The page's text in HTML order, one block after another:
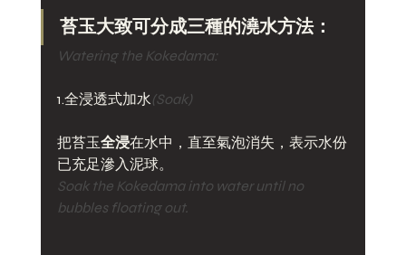
苔玉大致可分成三種的澆水方法：
Watering the Kokedama:
1.全浸透式加水(Soak)
把苔玉全浸在水中，直至氣泡消失，表示水份
已充足滲入泥球。
Soak the Kokedama into water until no
bubbles floating out.